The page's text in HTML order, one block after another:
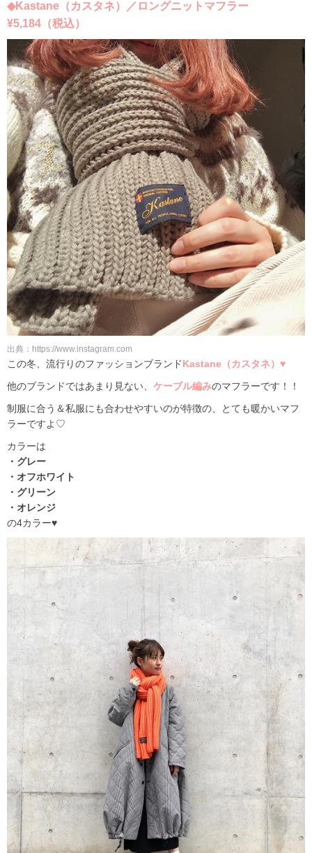
◆Kastane（カスタネ）／ロングニットマフラー
¥5,184（税込）
出典：https://www.instagram.com
この冬、流行りのファッションブランドKastane（カスタネ）♥
他のブランドではあまり見ない、 ケーブル編みのマフラーです！！
制服に合う＆私服にも合わせやすいのが特徴の、とても暖かいマフ
ラーですよ♡
カラーは
・グレー
・オフホワイト
・グリーン
・オレンジ
の4カラー♥︎